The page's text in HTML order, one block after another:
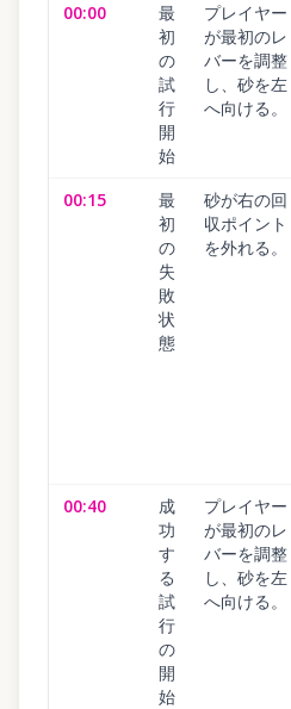
00:00
最
初
の
試
行
開
始
プレイヤー
が最初のレ
バーを調整
し、砂を左
へ向ける。
00:15
最
初
の
失
敗
状
態
砂が右の回
収ポイント
を外れる。
00:40
成
功
す
る
試
行
の
開
始
プレイヤー
が最初のレ
バーを調整
し、砂を左
へ向ける。